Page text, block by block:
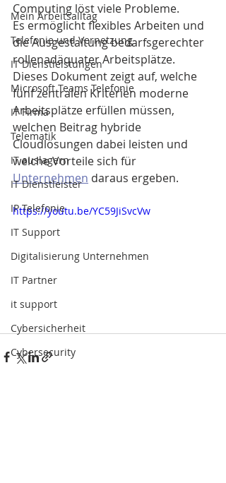
Mein Arbeitsalltag
Telefonie und Vernetzung
IT Dienstleistungen
Microsoft Teams Telefonie
IT Firma
Telematik
IT auslagern
IT Dienstleister
IP Telefonie
IT Support
Digitalisierung Unternehmen
IT Partner
it support
Cybersicherheit
Cybersecurity
Computing löst viele Probleme.
Es ermöglicht flexibles Arbeiten und
die Ausgestaltung bedarfsgerechter
rollenadäquater Arbeitsplätze.
Dieses Dokument zeigt auf, welche
fünf zentralen Kriterien moderne
Arbeitsplätze erfüllen müssen,
welchen Beitrag hybride
Cloudlösungen dabei leisten und
welche Vorteile sich für
Unternehmen daraus ergeben.
https://youtu.be/YC59JiSvcVw